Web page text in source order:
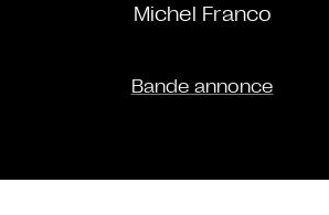
Michel Franco
Bande annonce